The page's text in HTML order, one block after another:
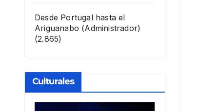
Desde Portugal hasta el
Ariguanabo (Administrador)
(2.865)
Culturales